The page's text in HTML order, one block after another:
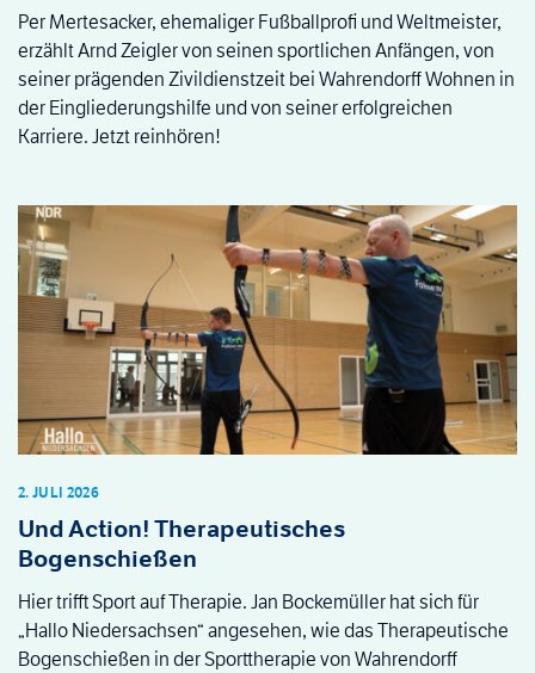
Per Mertesacker, ehemaliger Fußballprofi und Weltmeister,
erzählt Arnd Zeigler von seinen sportlichen Anfängen, von
seiner prägenden Zivildienstzeit bei Wahrendorff Wohnen in
der Eingliederungshilfe und von seiner erfolgreichen
Karriere. Jetzt reinhören!
Und Action! Therapeutisches
Bogenschießen
2. JULI 2026
Hier trifft Sport auf Therapie. Jan Bockemüller hat sich für
„Hallo Niedersachsen“ angesehen, wie das Therapeutische
Bogenschießen in der Sporttherapie von Wahrendorff